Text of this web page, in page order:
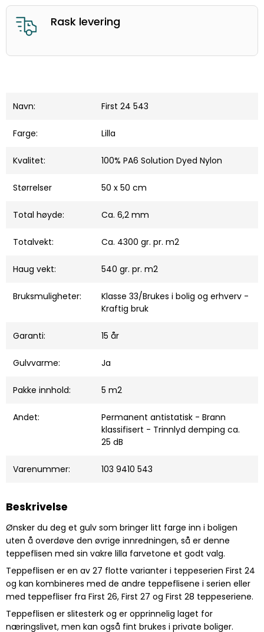
Navn: First 24 543
Farge: Lilla
Kvalitet: 100% PA6 Solution Dyed Nylon
Størrelser 50 x 50 cm
Total høyde: Ca. 6,2 mm
Totalvekt: Ca. 4300 gr. pr. m2
Haug vekt: 540 gr. pr. m2
Bruksmuligheter:
Klasse 33/Brukes i bolig og erhverv -
Kraftig bruk
Garanti: 15 år
Gulvvarme: Ja
Pakke innhold: 5 m2
Andet:
Permanent antistatisk - Brann
klassifisert - Trinnlyd demping ca.
25 dB
Varenummer: 103 9410 543
Beskrivelse
Ønsker du deg et gulv som bringer litt farge inn i boligen
uten å overdøve den øvrige innredningen, så er denne
teppeflisen med sin vakre lilla farvetone et godt valg.
Teppeflisen er en av 27 flotte varianter i teppeserien First 24
og kan kombineres med de andre teppeflisene i serien eller
med teppefliser fra First 26, First 27 og First 28 teppeseriene.
Teppeflisen er slitesterk og er opprinnelig laget for
næringslivet, men kan også fint brukes i private boliger.